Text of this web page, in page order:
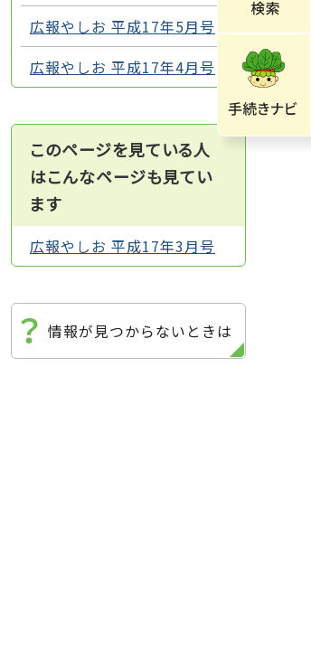
広報やしお 平成17年5月号
広報やしお 平成17年4月号
このページを見ている人
はこんなページも見てい
ます
広報やしお 平成17年3月号
情報が見つからないときは